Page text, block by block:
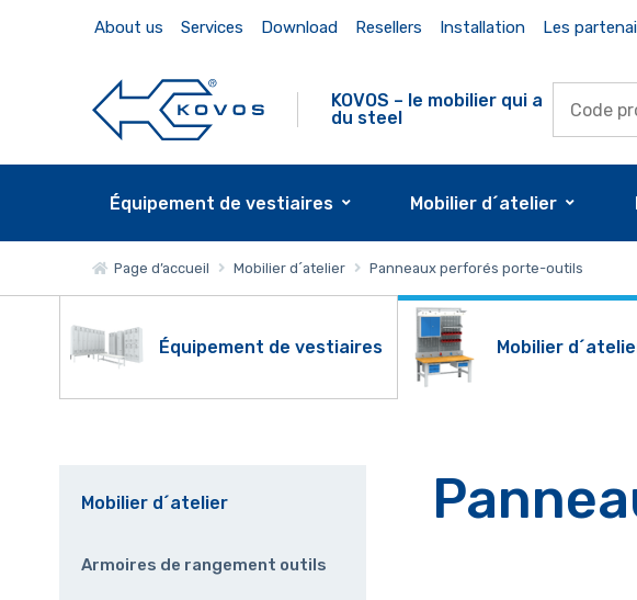
About us Services Download Resellers Installation Les
KOVOS – le mobilier qui a
du steel
Équipement de vestiaires Mobilier d´atelier
Page d’accueil Mobilier d´atelier Panneaux perforés porte-outils
Équipement de vestiaires Mobilier
Mobilier d´atelier
Armoires de rangement outils